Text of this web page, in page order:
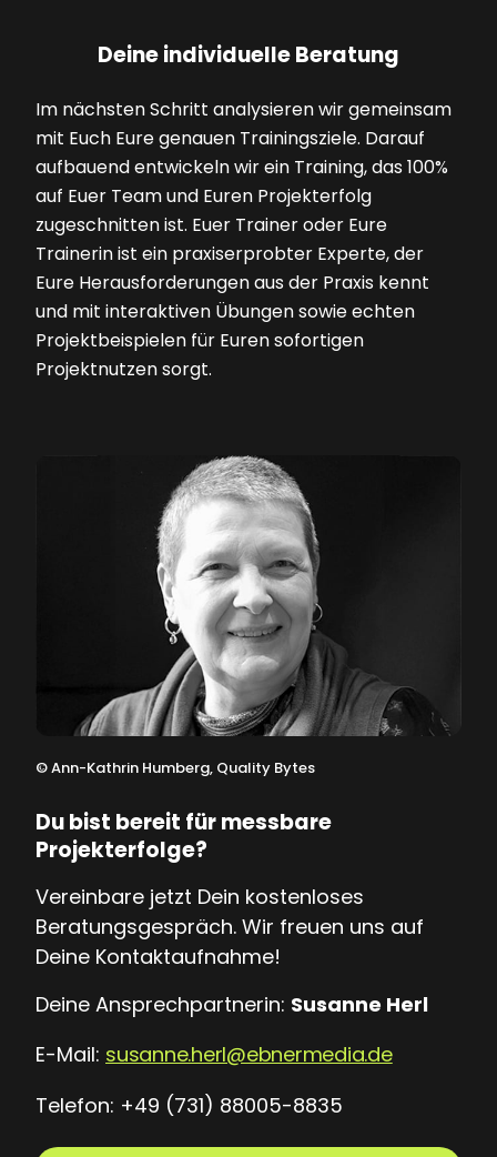
Deine individuelle Beratung
Im nächsten Schritt analysieren wir gemeinsam
mit Euch Eure genauen Trainingsziele. Darauf
aufbauend entwickeln wir ein Training, das 100%
auf Euer Team und Euren Projekterfolg
zugeschnitten ist. Euer Trainer oder Eure
Trainerin ist ein praxiserprobter Experte, der
Eure Herausforderungen aus der Praxis kennt
und mit interaktiven Übungen sowie echten
Projektbeispielen für Euren sofortigen
Projektnutzen sorgt.
©Ann-Kathrin Humberg, Quality Bytes
Du bist bereit für messbare
Projekterfolge?
Vereinbare jetzt Dein kostenloses
Beratungsgespräch. Wir freuen uns auf
Deine Kontaktaufnahme!
Deine Ansprechpartnerin: Susanne Herl
E-Mail: susanne.herl@ebnermedia.de
Telefon: +49 (731) 88005-8835